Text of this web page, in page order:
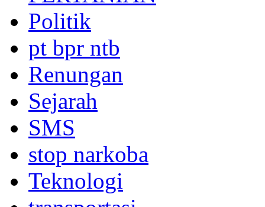
Politik
pt bpr ntb
Renungan
Sejarah
SMS
stop narkoba
Teknologi